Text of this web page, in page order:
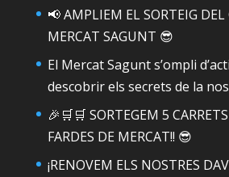
📢 AMPLIEM EL SORTEIG DEL
MERCAT SAGUNT 😎
El Mercat Sagunt s’ompli
descobrir els secrets de la
🎉🛒🛒 SORTEGEM 5
FARDES DE MERCAT!! 😎
¡RENOVEM ELS NOSTRES